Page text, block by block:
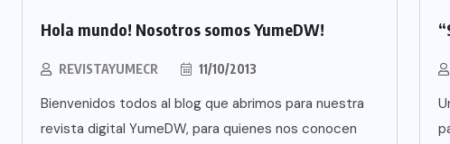
Hola mundo! Nosotros somos YumeDW!
REVISTAYUMECR 11/10/2013
Bienvenidos todos al blog que abrimos para nuestra
revista digital YumeDW, para quienes nos conocen